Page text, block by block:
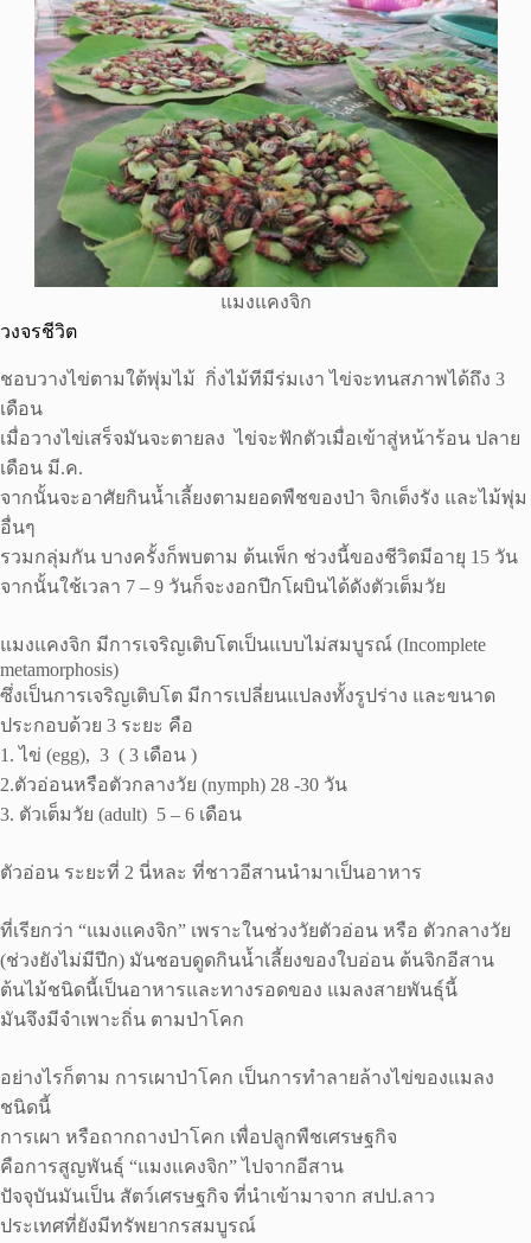
แมงแคงจิก
วงจรชีวิต
ชอบวางไข่ตามใต้พุ่มไม้ กิ่งไม้ทีมีร่มเงา ไข่จะทนสภาพได้ถึง 3
เดือน
เมื่อวางไข่เสร็จมันจะตายลง ไข่จะฟักตัวเมื่อเข้าสู่หน้าร้อน ปลาย
เดือน มี.ค.
จากนั้นจะอาศัยกินน้ำเลี้ยงตามยอดพืชของป่า จิกเต็งรัง และไม้พุ่ม
อื่นๆ
รวมกลุ่มกัน บางครั้งก็พบตาม ต้นเพ็ก ช่วงนี้ของชีวิตมีอายุ 15 วัน
จากนั้นใช้เวลา 7 – 9 วันก็จะงอกปีกโผบินได้ดังตัวเต็มวัย
แมงแคงจิก มีการเจริญเติบโตเป็นแบบไม่สมบูรณ์ (Incomplete
metamorphosis)
ซึ่งเป็นการเจริญเติบโต มีการเปลี่ยนแปลงทั้งรูปร่าง และขนาด
ประกอบด้วย 3 ระยะ คือ
1. ไข่ (egg), 3 ( 3 เดือน )
2.ตัวอ่อนหรือตัวกลางวัย (nymph) 28 -30 วัน
3. ตัวเต็มวัย (adult) 5 – 6 เดือน
ตัวอ่อน ระยะที่ 2 นี่หละ ที่ชาวอีสานนำมาเป็นอาหาร
ที่เรียกว่า “แมงแคงจิก” เพราะในช่วงวัยตัวอ่อน หรือ ตัวกลางวัย
(ช่วงยังไม่มีปีก) มันชอบดูดกินน้ำเลี้ยงของใบอ่อน ต้นจิกอีสาน
ต้นไม้ชนิดนี้เป็นอาหารและทางรอดของ แมลงสายพันธุ์นี้
มันจึงมีจำเพาะถิ่น ตามป่าโคก
อย่างไรก็ตาม การเผาป่าโคก เป็นการทำลายล้างไข่ของแมลง
ชนิดนี้
การเผา หรือถากถางป่าโคก เพื่อปลูกพืชเศรษฐกิจ
คือการสูญพันธุ์ “แมงแคงจิก” ไปจากอีสาน
ปัจจุบันมันเป็น สัตว์เศรษฐกิจ ที่นำเข้ามาจาก สปป.ลาว
ประเทศที่ยังมีทรัพยากรสมบูรณ์